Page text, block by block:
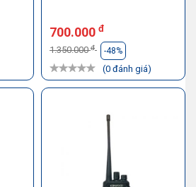
700.000 đ
1.350.000đ -48%
(0 đánh giá)